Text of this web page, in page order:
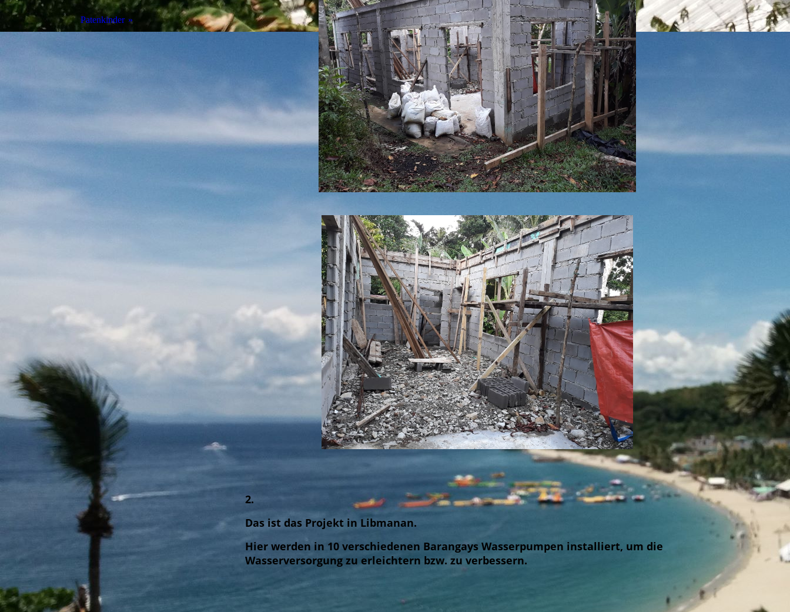
Patenkinder
2.
Das ist das Projekt in Libmanan.
Hier werden in 10 verschiedenen Barangays Wasserpumpen installiert, um die
Wasserversorgung zu erleichtern bzw. zu verbessern.